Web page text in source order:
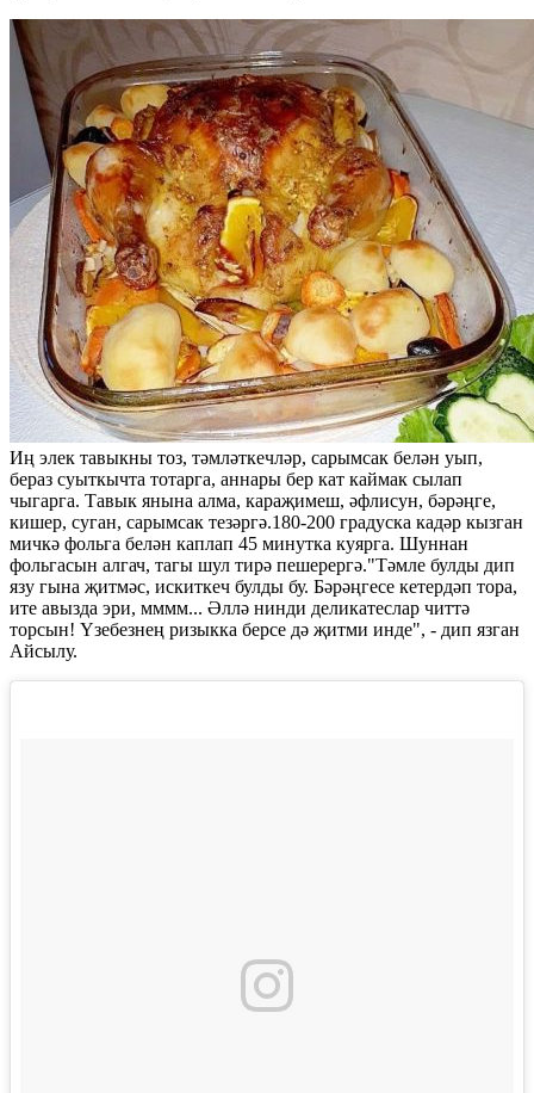
Иң элек тавыкны тоз, тәмләткечләр, сарымсак белән уып,
бераз суыткычта тотарга, аннары бер кат каймак сылап
чыгарга. Тавык янына алма, караҗимеш, әфлисун, бәрәңге,
кишер, суган, сарымсак тезәргә.180-200 градуска кадәр кызган
мичкә фольга белән каплап 45 минутка куярга. Шуннан
фольгасын алгач, тагы шул тирә пешерергә."Тәмле булды дип
язу гына җитмәс, искиткеч булды бу. Бәрәңгесе кетердәп тора,
ите авызда эри, мммм... Әллә нинди деликатеслар читтә
торсын! Үзебезнең ризыкка берсе дә җитми инде", - дип язган
Айсылу.